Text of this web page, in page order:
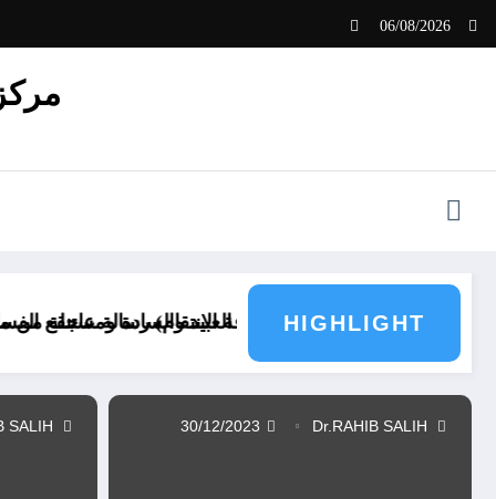
06/08/2026
HIGHLIGHT
ثقافة الانتقام) رسالة عاجلة من مركز الرافدين
العبيد والسادة ومستنقع الفساد بقلم عوني القلمجي
30/12/2023